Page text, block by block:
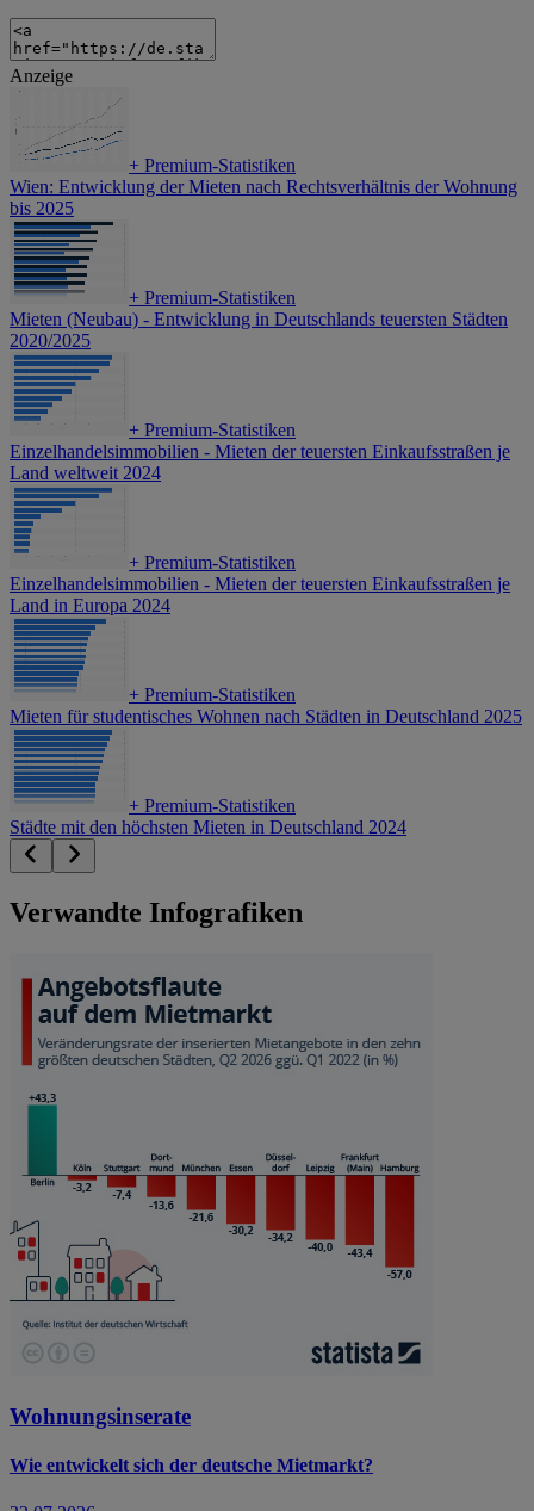
Anzeige
+ Premium-Statistiken
Wien: Entwicklung der Mieten nach Rechtsverhältnis der Wohnung
bis 2025
+ Premium-Statistiken
Mieten (Neubau) - Entwicklung in Deutschlands teuersten Städten
2020/2025
+ Premium-Statistiken
Einzelhandelsimmobilien - Mieten der teuersten Einkaufsstraßen je
Land weltweit 2024
+ Premium-Statistiken
Einzelhandelsimmobilien - Mieten der teuersten Einkaufsstraßen je
Land in Europa 2024
+ Premium-Statistiken
Mieten für studentisches Wohnen nach Städten in Deutschland 2025
+ Premium-Statistiken
Städte mit den höchsten Mieten in Deutschland 2024
Verwandte Infografiken
Wohnungsinserate
Wie entwickelt sich der deutsche Mietmarkt?